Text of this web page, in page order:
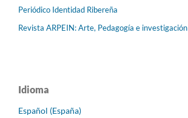
Periódico Identidad Ribereña
Revista ARPEIN: Arte, Pedagogía e investigación
Idioma
Español (España)